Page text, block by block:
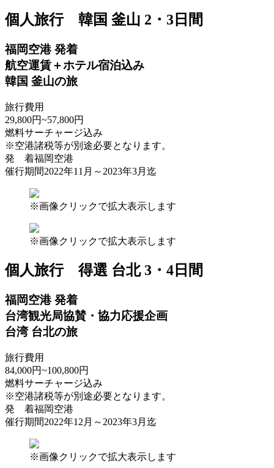
個人旅行 韓国 釜山 2・3日間
福岡空港 発着
航空運賃＋ホテル宿泊込み
韓国 釜山の旅
旅行費用
29,800円~57,800円
燃料サーチャージ込み
※空港諸税等が別途必要となります。
発 着福岡空港
催行期間2022年11月～2023年3月迄
※画像クリックで拡大表示します
※画像クリックで拡大表示します
個人旅行 得選 台北 3・4日間
福岡空港 発着
台湾観光局協賛・協力応援企画
台湾 台北の旅
旅行費用
84,000円~100,800円
燃料サーチャージ込み
※空港諸税等が別途必要となります。
発 着福岡空港
催行期間2022年12月～2023年3月迄
※画像クリックで拡大表示します